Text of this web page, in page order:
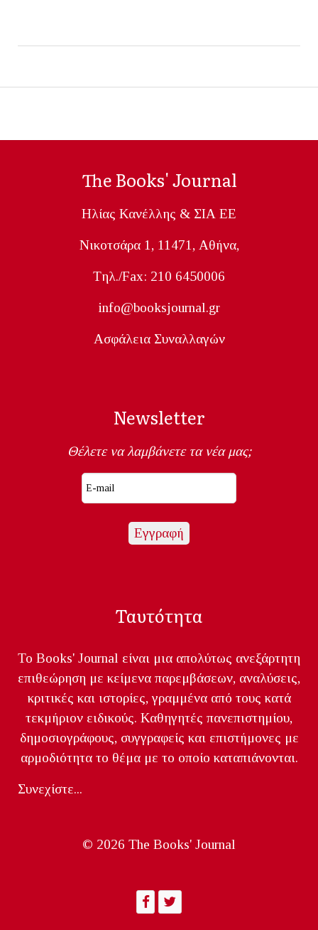
The Books' Journal
Ηλίας Κανέλλης & ΣΙΑ ΕΕ
Nικοτσάρα 1, 11471, Aθήνα,
Tηλ./Fax: 210 6450006
info@booksjournal.gr
Ασφάλεια Συναλλαγών
Newsletter
Θέλετε να λαμβάνετε τα νέα μας;
Ταυτότητα
Το Books' Journal είναι μια απολύτως ανεξάρτητη
επιθεώρηση με κείμενα παρεμβάσεων, αναλύσεις,
κριτικές και ιστορίες, γραμμένα από τους κατά
τεκμήριον ειδικούς. Καθηγητές πανεπιστημίου,
δημοσιογράφους, συγγραφείς και επιστήμονες με
αρμοδιότητα το θέμα με το οποίο καταπιάνονται.
Συνεχίστε...
© 2026 The Books' Journal